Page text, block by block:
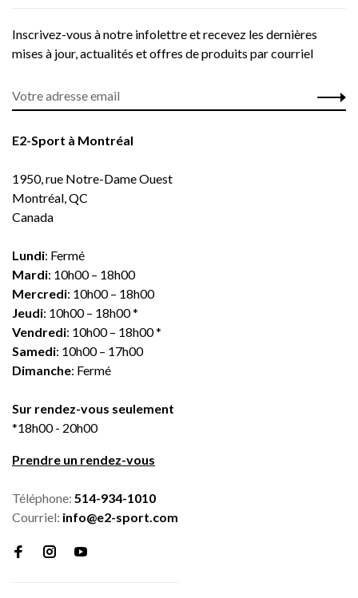
Inscrivez-vous à notre infolettre et recevez les dernières
mises à jour, actualités et offres de produits par courriel
E2-Sport à Montréal
1950, rue Notre-Dame Ouest
Montréal, QC
Canada
Lundi: Fermé
Mardi: 10h00 – 18h00
Mercredi: 10h00 – 18h00
Jeudi: 10h00 – 18h00 *
Vendredi: 10h00 – 18h00 *
Samedi: 10h00 – 17h00
Dimanche: Fermé
Sur rendez-vous seulement
*18h00 - 20h00
Prendre un rendez-vous
Téléphone: 514-934-1010
Courriel: info@e2-sport.com